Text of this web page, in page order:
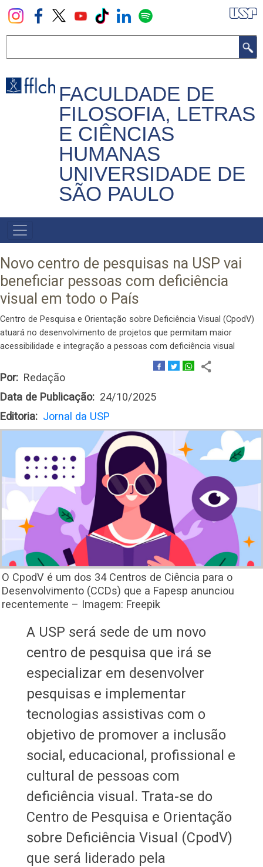
Pular
para
principal
FACULDADE DE
FILOSOFIA, LETRAS
E CIÊNCIAS
HUMANAS
UNIVERSIDADE DE
SÃO PAULO
NAVEGADOR
PRINCIPAL
Novo centro de pesquisas na USP vai
beneficiar pessoas com deficiência
visual em todo o País
Centro de Pesquisa e Orientação sobre Deficiência Visual (CpodV)
atuará no desenvolvimento de projetos que permitam maior
acessibilidade e integração a pessoas com deficiência visual
Por
Redação
Data de Publicação
24/10/2025
Editoria
Jornal da USP
O CpodV é um dos 34 Centros de Ciência para o
Desenvolvimento (CCDs) que a Fapesp anunciou
recentemente – Imagem: Freepik
A USP será sede de um novo
centro de pesquisa que irá se
especializar em desenvolver
pesquisas e implementar
tecnologias assistivas com o
objetivo de promover a inclusão
social, educacional, profissional e
cultural de pessoas com
deficiência visual. Trata-se do
Centro de Pesquisa e Orientação
sobre Deficiência Visual (CpodV)
que será liderado pela